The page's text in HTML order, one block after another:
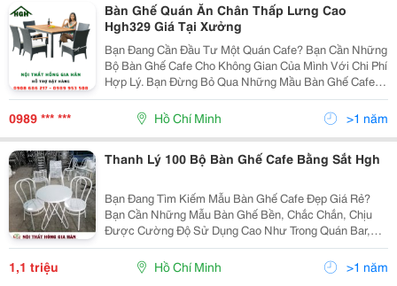
Bàn Ghế Quán Ăn Chân Thấp Lưng Cao
Hgh329 Giá Tại Xưởng
Bạn Đang Cần Đầu Tư Một Quán Cafe? Bạn Cần Những
Bộ Bàn Ghế Cafe Cho Không Gian Của Mình Với Chi Phí
Hợp Lý. Bạn Đừng Bỏ Qua Những Mầu Bàn Ghế Cafe
Mây Nhựa Nhé! Bộ Bàn Ghế Mây Nhựa Cafe Giá Rẻ
&Ndash; Hgh04 Sẽ Đáp Ứng Được Nhu Cầu Của Bạn.
0989 *** *** Hồ Chí Minh >1 năm
Thanh Lý 100 Bộ Bàn Ghế Cafe Bằng Sắt Hgh
Bạn Đang Tìm Kiếm Mẫu Bàn Ghế Cafe Đẹp Giá Rẻ?
Bạn Cần Những Mẫu Bàn Ghế Bền, Chắc Chắn, Chịu
Được Cường Độ Sử Dụng Cao Như Trong Quán Bar,
Nhà Hàng, Cafe? Nội Thất Hgh Thanh Lý Bàn Ghế Quán
Cafe, Giải Phóng Hàng Tồn Kho Hơn 100 Mẫu Bàn Ghế
1,1 triệu Hồ Chí Minh >1 năm